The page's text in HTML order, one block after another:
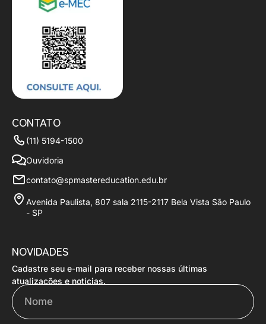
CONTATO
(11) 5194-1500
Ouvidoria
contato@spmastereducation.edu.br
Avenida Paulista, 807 sala 2115-2117 Bela Vista São Paulo
- SP
NOVIDADES
Cadastre seu e-mail para receber nossas últimas
atualizações e notícias.
Nome